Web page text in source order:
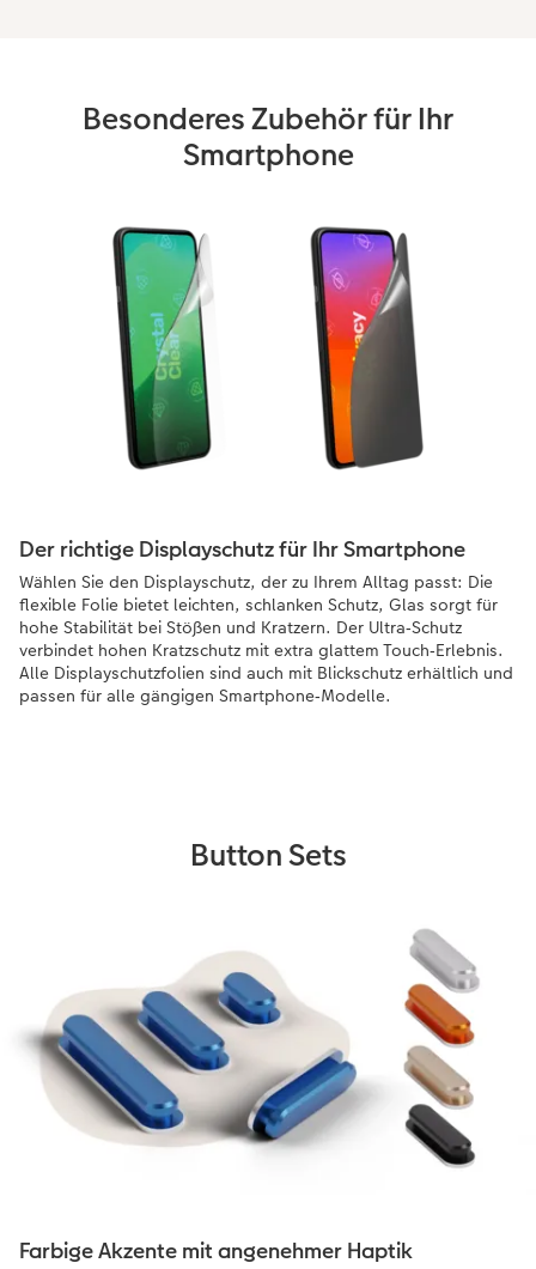
Besonderes Zubehör für Ihr
Smartphone
Der richtige Displayschutz für Ihr Smartphone
Wählen Sie den Displayschutz, der zu Ihrem Alltag passt: Die
flexible Folie bietet leichten, schlanken Schutz, Glas sorgt für
hohe Stabilität bei Stößen und Kratzern. Der Ultra‑Schutz
verbindet hohen Kratzschutz mit extra glattem Touch‑Erlebnis.
Alle Displayschutzfolien sind auch mit Blickschutz erhältlich und
passen für alle gängigen Smartphone‑Modelle.
Button Sets
Farbige Akzente mit angenehmer Haptik